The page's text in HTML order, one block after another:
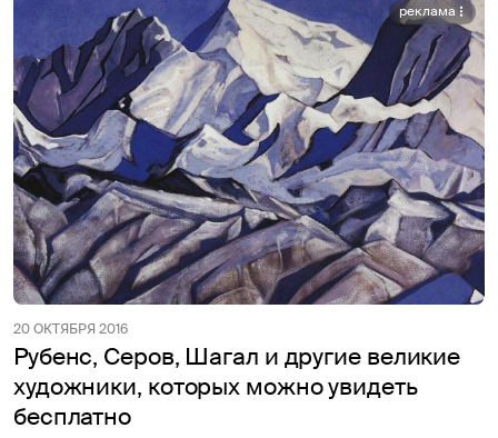
реклама
20 ОКТЯБРЯ 2016
Рубенс, Серов, Шагал и другие великие
художники, которых можно увидеть
бесплатно